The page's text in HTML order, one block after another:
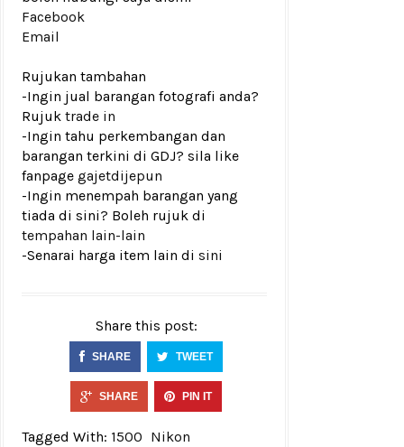
Facebook
Email
Rujukan tambahan
-Ingin jual barangan fotografi anda?
Rujuk trade in
-Ingin tahu perkembangan dan
barangan terkini di GDJ? sila like
fanpage gajetdijepun
-Ingin menempah barangan yang
tiada di sini? Boleh rujuk di
tempahan lain-lain
-Senarai harga item lain di sini
Share this post:
SHARE TWEET
SHARE PIN IT
Tagged With: 1500 Nikon